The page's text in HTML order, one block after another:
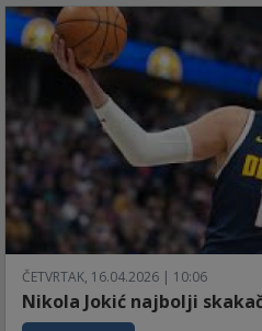
ČETVRTAK, 16.04.2026 | 10:06
Nikola Jokić najbolji